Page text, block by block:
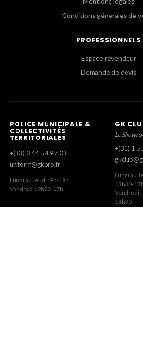
Conditions générales de
PROFESSIONNELS
Espace revendeur
Demande de devis
POLICE MUNICIPALE &
COLLECTIVITÉS
TERRITORIALES
+(33) 3 44 54 97 03
uniform@gkpro.fr
Lundi au Jeudi : 9h-18h
Vendredi : 9h30-17h
GK
Le
+(33) 1
Lundi au
13h30-
Vendredi
16h30